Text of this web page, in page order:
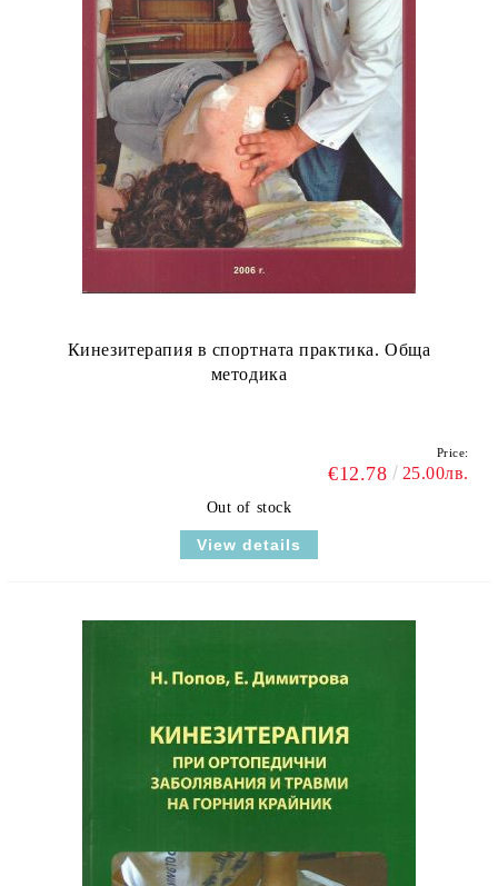
Кинезитерапия в спортната практика. Обща
методика
Price:
€12.78 25.00лв.
Out of stock
View details